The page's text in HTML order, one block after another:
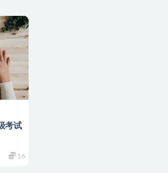
考试
16